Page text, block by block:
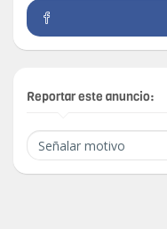
Reportar este anuncio: